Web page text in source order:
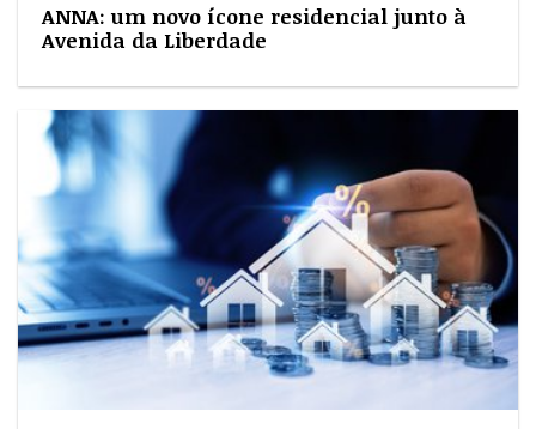
ANNA: um novo ícone residencial junto à
Avenida da Liberdade